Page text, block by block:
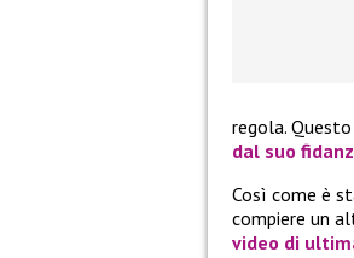
regola.
dal suo
Così come è
compiere un
video di